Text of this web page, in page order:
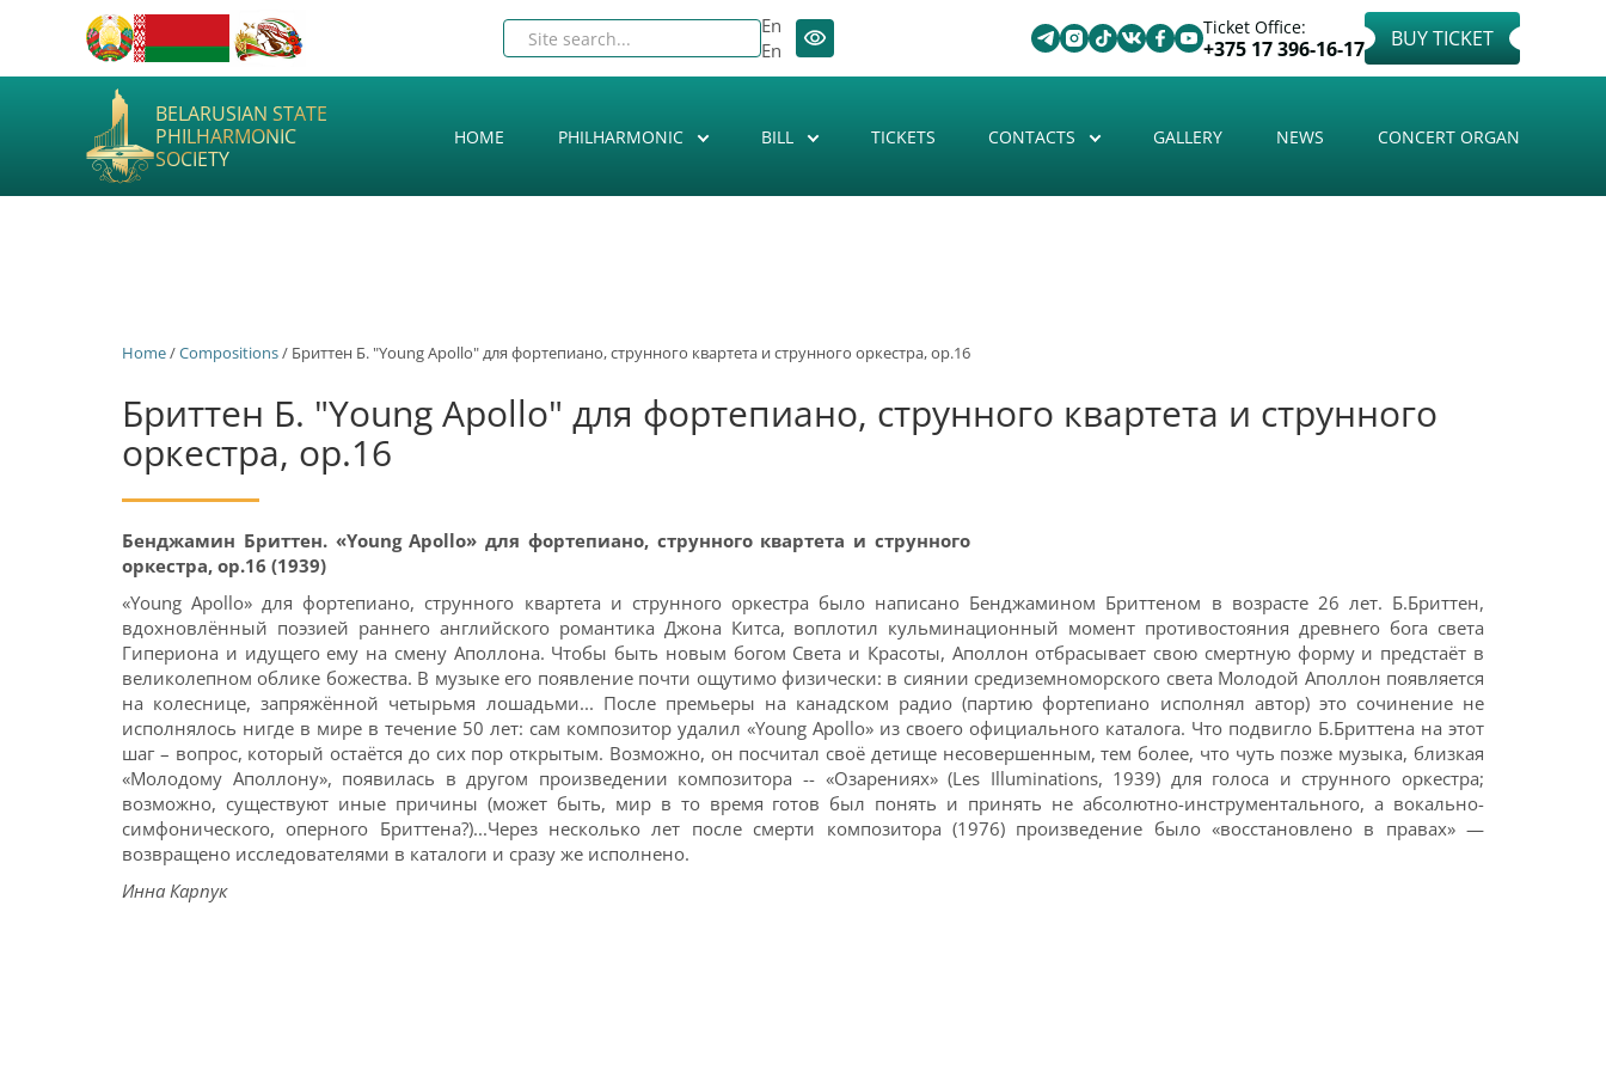
Ticket Office:
+375 17 396-16-17 BUY TICKET
En
En
BELARUSIAN STATE
PHILHARMONIC
SOCIETY
HOME PHILHARMONIC BILL TICKETS CONTACTS GALLERY NEWS CONCERT ORGAN
Home/Сompositions/ Бриттен Б. "Young Apollo" для фортепиано, струнного квартета и струнного оркестра, op.16
Бриттен Б. "Young Apollo" для фортепиано, струнного квартета и струнного
оркестра, op.16
Бенджамин Бриттен. «Young Apollo» для фортепиано, струнного квартета и струнного
оркестра, op.16 (1939)
«Young Apollo» для фортепиано, струнного квартета и струнного оркестра было написано Бенджамином Бриттеном в возрасте 26 лет. Б.Бриттен,
вдохновлённый поэзией раннего английского романтика Джона Китса, воплотил кульминационный момент противостояния древнего бога света
Гипериона и идущего ему на смену Аполлона. Чтобы быть новым богом Света и Красоты, Аполлон отбрасывает свою смертную форму и предстаёт в
великолепном облике божества. В музыке его появление почти ощутимо физически: в сиянии средиземноморского света Молодой Аполлон появляется
на колеснице, запряжённой четырьмя лошадьми... После премьеры на канадском радио (партию фортепиано исполнял автор) это сочинение не
исполнялось нигде в мире в течение 50 лет: сам композитор удалил «Young Apollo» из своего официального каталога. Что подвигло Б.Бриттена на этот
шаг – вопрос, который остаётся до сих пор открытым. Возможно, он посчитал своё детище несовершенным, тем более, что чуть позже музыка, близкая
«Молодому Аполлону», появилась в другом произведении композитора -- «Озарениях» (Les Illuminations, 1939) для голоса и струнного оркестра;
возможно, существуют иные причины (может быть, мир в то время готов был понять и принять не абсолютно-инструментального, а вокально-
симфонического, оперного Бриттена?)...Через несколько лет после смерти композитора (1976) произведение было «восстановлено в правах» —
возвращено исследователями в каталоги и сразу же исполнено.
Инна Карпук